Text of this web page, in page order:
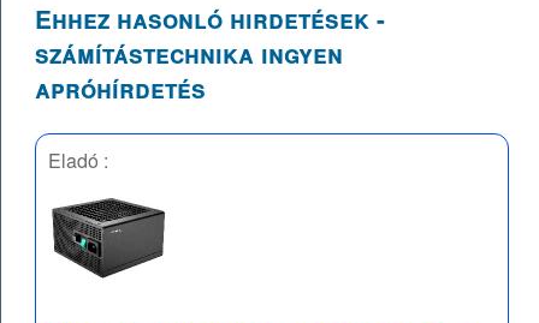
Ehhez hasonló hirdetések -
számítástechnika ingyen
apróhírdetés
Eladó :